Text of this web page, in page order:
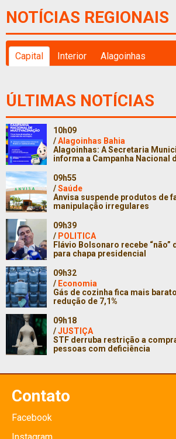
NOTÍCIAS REGIONAIS
Capital Interior Alagoinhas
ÚLTIMAS NOTÍCIAS
10h09
/Alagoinhas Bahia
Alagoinhas: A Secretaria
informa a Campanha Nacional
09h55
/Saúde
Anvisa suspende produtos de
manipulação irregulares
09h39
/ POLITICA
Flávio Bolsonaro recebe “não”
para chapa presidencial
09h32
/ Economia
Gás de cozinha fica mais
redução de 7,1%
09h18
/JUSTIÇA
STF derruba restrição a
pessoas com deficiência
Contato
Facebook